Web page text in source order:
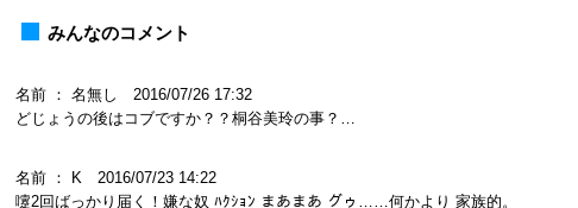
みんなのコメント
名前 ： 名無し 2016/07/26 17:32
どじょうの後はコブですか？？桐谷美玲の事？…
名前 ： K 2016/07/23 14:22
嚔2回ばっかり届く！嫌な奴 ﾊｸｼｮﾝ まあまあ グゥ……何かより 家族的。